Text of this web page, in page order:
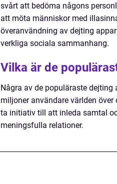
svårt att bedöma någons
att möta människor med
överanvändning av dejting
verkliga sociala sammanhang.
Vilka är de
Några av de populäraste dejting
miljoner användare världen
ta initiativ till att inleda samtal
meningsfulla relationer.